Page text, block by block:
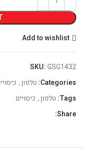
Add to wishlist
SKU:GSG1432
Categories: טלפון,
Tags: טלפון, כיסויים
Share: